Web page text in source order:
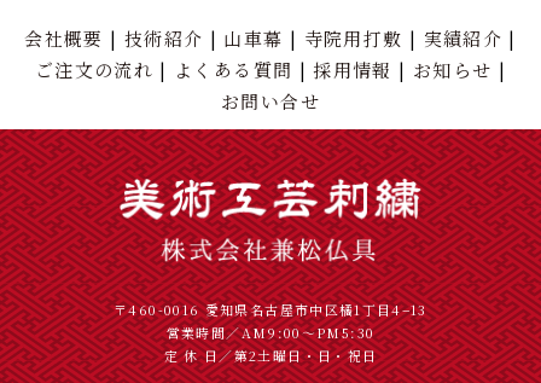
会社概要 技術紹介 山車幕 寺院用打敷
実績紹介
ご注文の流れ
よくある質問 採用情報
お知らせ
お問い合せ
〒460-0016 愛知県名古屋市中区橘1丁目4−13
営業時間／AM9:00～PM5:30
定 休 日／第2土曜日・日・祝日